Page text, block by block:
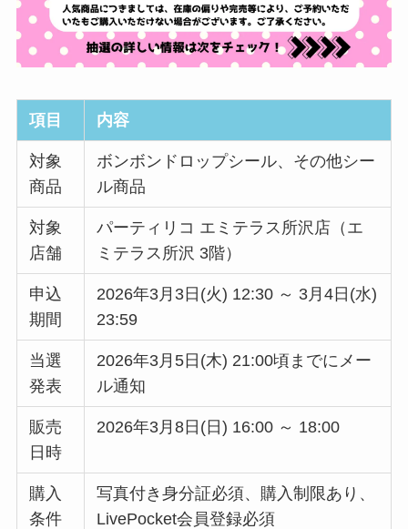
項目 内容
対象
商品
ボンボンドロップシール、その他シー
ル商品
対象
店舗
パーティリコ エミテラス所沢店（エ
ミテラス所沢 3階）
申込
期間
2026年3月3日(火) 12:30 ～ 3月4日(水)
23:59
当選
発表
2026年3月5日(木) 21:00頃までにメー
ル通知
販売
日時
2026年3月8日(日) 16:00 ～ 18:00
購入
条件
写真付き身分証必須、購入制限あり、
LivePocket会員登録必須